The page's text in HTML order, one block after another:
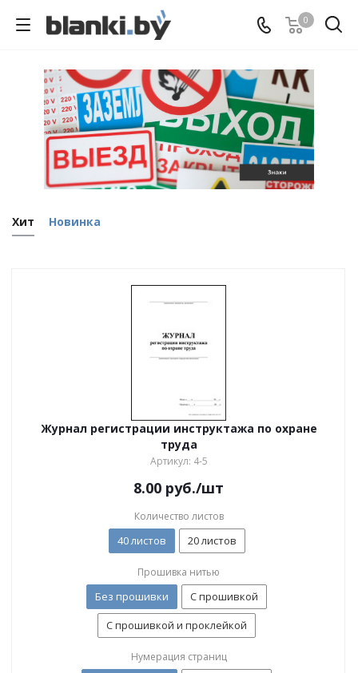
0
Хит Новинка
Журнал регистрации инструктажа по охране
труда
Артикул: 4-5
8.00 руб./шт
Количество листов
40 листов 20 листов
Прошивка нитью
Без прошивки
С прошивкой
С прошивкой и проклейкой
Нумерация страниц